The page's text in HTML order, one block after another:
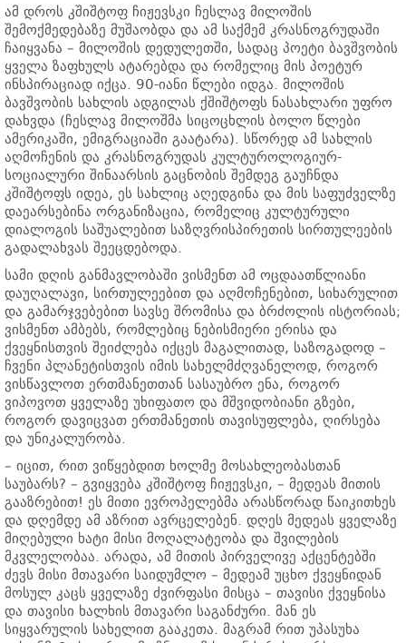
ამ დროს კშიშტოფ ჩიჟევსკი ჩესლავ მილოშის
შემოქმედებაზე მუშაობდა და ამ საქმემ კრასნოგრუდაში
ჩაიყვანა – მილოშის დედულეთში, სადაც პოეტი ბავშვობის
ყველა ზაფხულს ატარებდა და რომელიც მის პოეტურ
ინსპირაციად იქცა. 90-იანი წლები იდგა. მილოშის
ბავშვობის სახლის ადგილას ქშიშტოფს ნასახლარი უფრო
დახვდა (ჩესლავ მილოშმა სიცოცხლის ბოლო წლები
ამერიკაში, ემიგრაციაში გაატარა). სწორედ ამ სახლის
აღმოჩენის და კრასნოგრუდას კულტუროლოგიურ-
სოციალური შინაარსის გაცნობის შემდეგ გაუჩნდა
კშიშტოფს იდეა, ეს სახლიც აღედგინა და მის საფუძველზე
დაეარსებინა ორგანიზაცია, რომელიც კულტურული
დიალოგის საშუალებით საზღვრისპირეთის სირთულეების
გადალახვას შეეცდებოდა.
სამი დღის განმავლობაში ვისმენთ ამ ოცდაათწლიანი
დაუღალავი, სირთულეებით და აღმოჩენებით, სიხარულით
და გამარჯვებებით სავსე შრომისა და ბრძოლის ისტორიას;
ვისმენთ ამბებს, რომლებიც ნებისმიერი ერისა და
ქვეყნისთვის შეიძლება იქცეს მაგალითად, საზოგადოდ –
ჩვენი პლანეტისთვის იმის სახელმძღვანელოდ, როგორ
ვისწავლოთ ერთმანეთთან სასაუბრო ენა, როგორ
ვიპოვოთ ყველაზე უხიფათო და მშვიდობიანი გზები,
როგორ დავიცვათ ერთმანეთის თავისუფლება, ღირსება
და უნიკალურობა.
– იცით, რით ვიწყებდით ხოლმე მოსახლეობასთან
საუბარს? – გვიყვება კშიშტოფ ჩიჟევსკი, – მედეას მითის
გააზრებით! ეს მითი ევროპელებმა არასწორად წაიკითხეს
და დღემდე ამ აზრით ავრცელებენ. დღეს მედეას ყველაზე
მიღებული ხატი მისი მოღალატეობა და შვილების
მკვლელობაა. არადა, ამ მითის პირველივე აქცენტებში
ძევს მისი მთავარი საიდუმლო – მედეამ უცხო ქვეყნიდან
მოსულ კაცს ყველაზე ძვირფასი მისცა – თავისი ქვეყნისა
და თავისი ხალხის მთავარი საგანძური. მან ეს
სიყვარულის სახელით გააკეთა. მაგრამ რით უპასუხა